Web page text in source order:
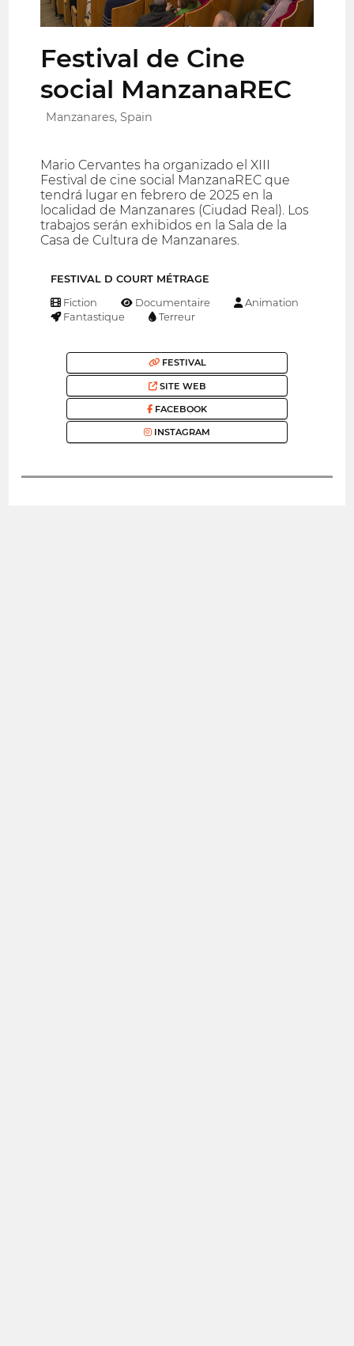
Festival de Cine
social ManzanaREC
Manzanares, Spain
Mario Cervantes ha organizado el XIII
Festival de cine social ManzanaREC que
tendrá lugar en febrero de 2025 en la
localidad de Manzanares (Ciudad Real). Los
trabajos serán exhibidos en la Sala de la
Casa de Cultura de Manzanares.
FESTIVAL D COURT MÉTRAGE
Fiction Documentaire
Animation
Fantastique
Terreur
FESTIVAL
SITE WEB
FACEBOOK
INSTAGRAM